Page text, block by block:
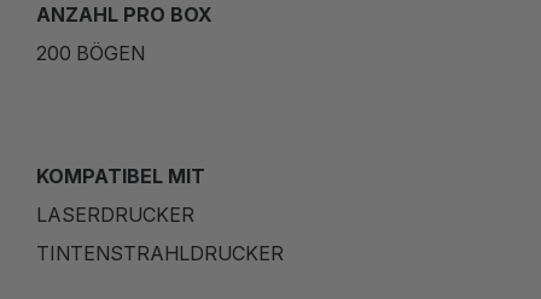
ANZAHL PRO BOX
200 BÖGEN
KOMPATIBEL MIT
LASERDRUCKER
TINTENSTRAHLDRUCKER